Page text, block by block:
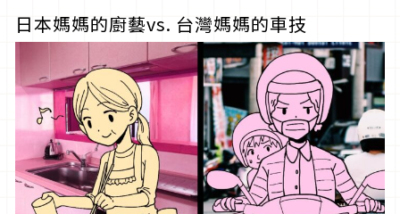
日本媽媽的廚藝vs. 台灣媽媽的車技